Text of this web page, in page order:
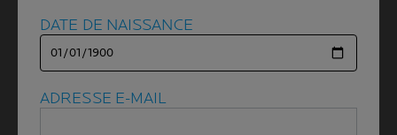
ensuite exploré les possibilités offertes par la science
et utilisé des ingrédients qui changent la vie dans nos
formules.
DATE DE NAISSANCE
ADRESSE E-MAIL
DATE DE NAISSANCE
ADRESSE E-MAIL